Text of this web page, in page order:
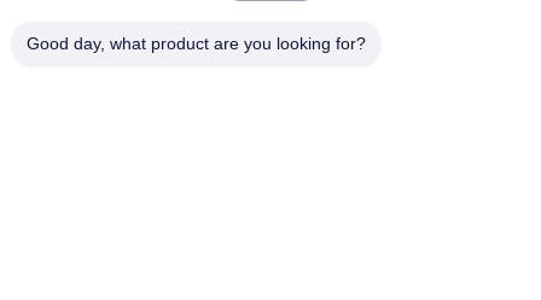
Good day, what product are you looking for?